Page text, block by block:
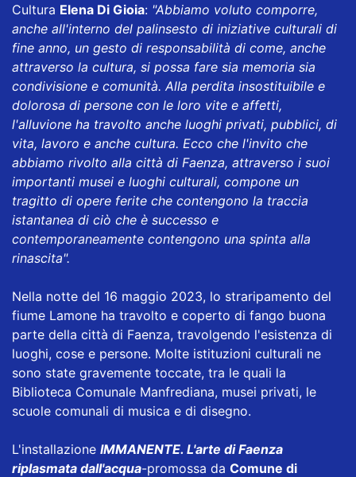
Cultura Elena Di Gioia: "Abbiamo voluto comporre,
anche all'interno del palinsesto di iniziative culturali di
fine anno, un gesto di responsabilità di come, anche
attraverso la cultura, si possa fare sia memoria sia
condivisione e comunità. Alla perdita insostituibile e
dolorosa di persone con le loro vite e affetti,
l'alluvione ha travolto anche luoghi privati, pubblici, di
vita, lavoro e anche cultura. Ecco che l'invito che
abbiamo rivolto alla città di Faenza, attraverso i suoi
importanti musei e luoghi culturali, compone un
tragitto di opere ferite che contengono la traccia
istantanea di ciò che è successo e
contemporaneamente contengono una spinta alla
rinascita".
Nella notte del 16 maggio 2023, lo straripamento del
fiume Lamone ha travolto e coperto di fango buona
parte della città di Faenza, travolgendo l'esistenza di
luoghi, cose e persone. Molte istituzioni culturali ne
sono state gravemente toccate, tra le quali la
Biblioteca Comunale Manfrediana, musei privati, le
scuole comunali di musica e di disegno.
L'installazione IMMANENTE. L'arte di Faenza
riplasmata dall'acqua-promossa da Comune di